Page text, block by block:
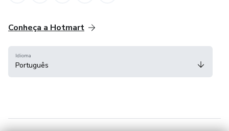
Conheça a Hotmart
Idioma
Português